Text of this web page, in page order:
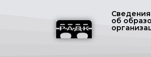
Сведения
об